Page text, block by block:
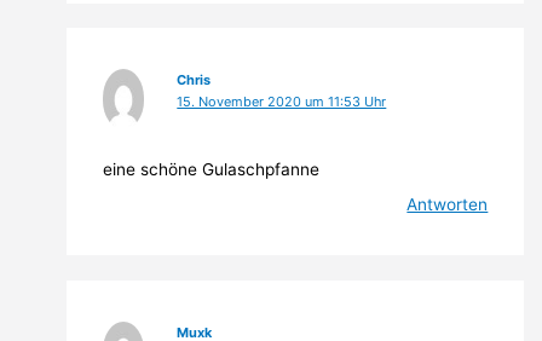
Chris
15. November 2020 um 11:53 Uhr
eine schöne Gulaschpfanne
Antworten
Muxk